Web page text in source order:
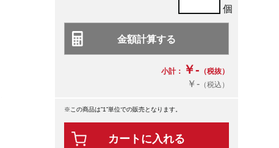
個
小計： ￥- （税抜）
￥-（税込）
※この商品は”1”単位での販売となります。
カートに入れる